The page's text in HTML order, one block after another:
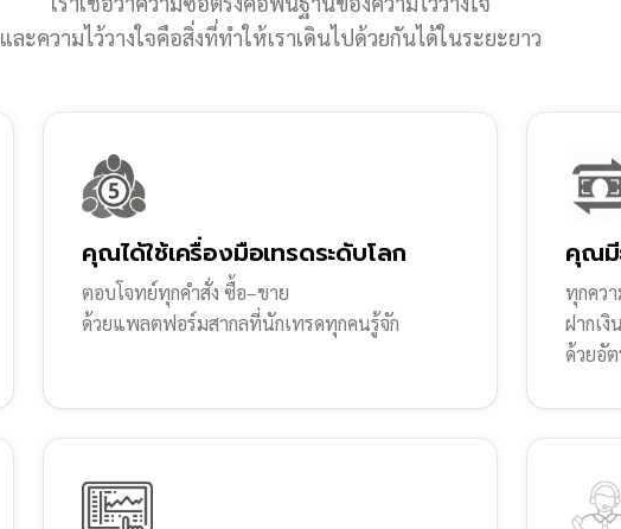
และความไว้วางใจคือสิ่งที่ทำให้เราเดินไปด้วยกันได้ในระยะยาว
คุณได้ใช้เครื่องมือเทรดระดับโลก
ตอบโจทย์ทุกคำสั่ง ซื้อ–ขาย
ด้วยแพลตฟอร์มสากลที่นักเทรดทุกคนรู้จัก
คุณมี
ทุกควา
ฝากเงิ
ด้วยอั